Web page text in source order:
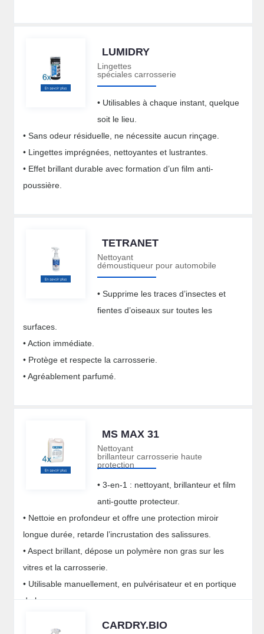
LUMIDRY
Lingettes
spéciales carrosserie
• Utilisables à chaque instant, quelque
soit le lieu.
• Sans odeur résiduelle, ne nécessite aucun rinçage.
• Lingettes imprégnées, nettoyantes et lustrantes.
• Effet brillant durable avec formation d’un film anti-
poussière.
TETRANET
Nettoyant
démoustiqueur pour automobile
• Supprime les traces d’insectes et
fientes d’oiseaux sur toutes les
surfaces.
• Action immédiate.
• Protège et respecte la carrosserie.
• Agréablement parfumé.
MS MAX 31
Nettoyant
brillanteur carrosserie haute
protection
• 3-en-1 : nettoyant, brillanteur et film
anti-goutte protecteur.
• Nettoie en profondeur et offre une protection miroir
longue durée, retarde l’incrustation des salissures.
• Aspect brillant, dépose un polymère non gras sur les
vitres et la carrosserie.
• Utilisable manuellement, en pulvérisateur et en portique
de lavage.
CARDRY.BIO